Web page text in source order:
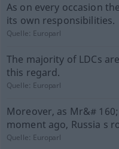
As on every occasion
its own responsibilities.
Quelle: Europarl
The majority of LDCs
this regard.
Quelle: Europarl
Moreover, as Mr&#
moment ago, Russia s
Quelle: Europarl